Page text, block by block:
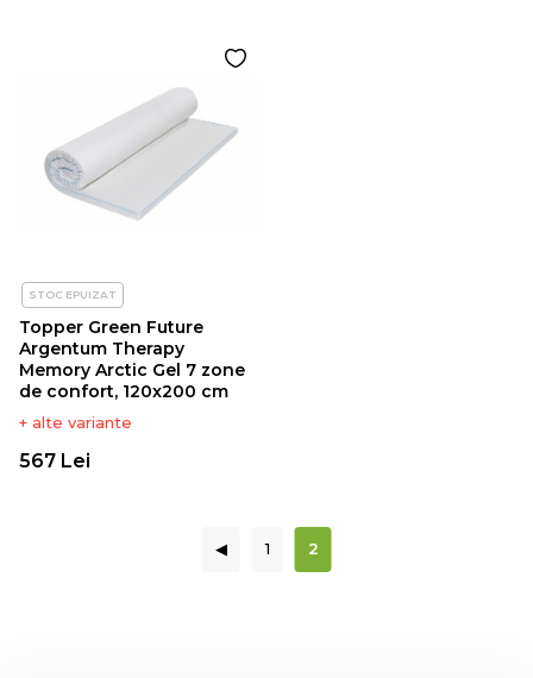
STOC EPUIZAT
Topper Green Future
Argentum Therapy
Memory Arctic Gel 7 zone
de confort, 120x200 cm
+ alte variante
567 Lei
◀ 1 2